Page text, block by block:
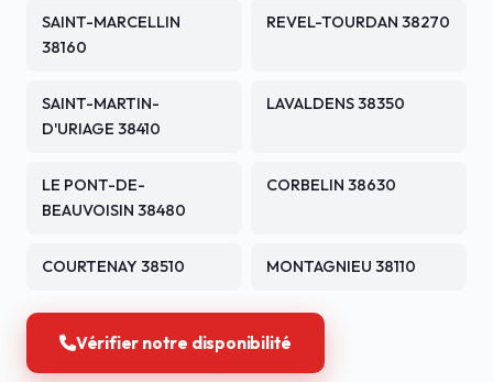
SAINT-MARCELLIN
38160
REVEL-TOURDAN 38270
SAINT-MARTIN-
D'URIAGE 38410
LAVALDENS 38350
LE PONT-DE-
BEAUVOISIN 38480
CORBELIN 38630
COURTENAY 38510 MONTAGNIEU 38110
Vérifier notre disponibilité